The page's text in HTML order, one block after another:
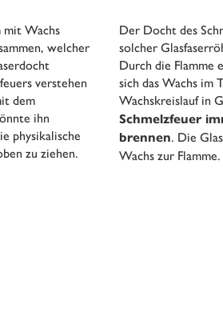
mit Wachs
welcher
verstehen
dem
ihn
physikalische
zu ziehen.
Der Docht des
solcher
Durch die Flamme
sich das Wachs im
Wachskreislauf in
Schmelzfeuer
brennen. Die
Wachs zur Flamme.